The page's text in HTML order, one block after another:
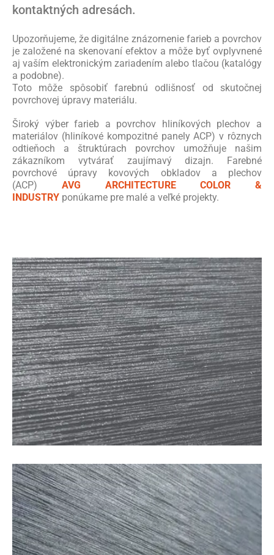
kontaktných adresách.
Upozorňujeme, že digitálne znázornenie farieb a povrchov
je založené na skenovaní efektov a môže byť ovplyvnené
aj vaším elektronickým zariadením alebo tlačou (katalógy
a podobne).
Toto môže spôsobiť farebnú odlišnosť od skutočnej
povrchovej úpravy materiálu.
Široký výber farieb a povrchov hliníkových plechov a
materiálov (hliníkové kompozitné panely ACP) v rôznych
odtieňoch a štruktúrach povrchov umožňuje našim
zákazníkom vytvárať zaujímavý dizajn. Farebné
povrchové úpravy kovových obkladov a plechov
(ACP) AVG ARCHITECTURE COLOR &
INDUSTRY ponúkame pre malé a veľké projekty.